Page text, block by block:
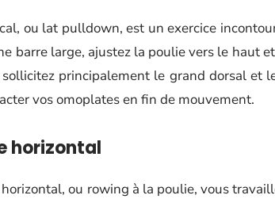
ou lat pulldown, est un exercice
barre large, ajustez la poulie vers le haut
principalement le grand dorsal et
vos omoplates en fin de mouvement.
horizontal
ou rowing à la poulie, vous